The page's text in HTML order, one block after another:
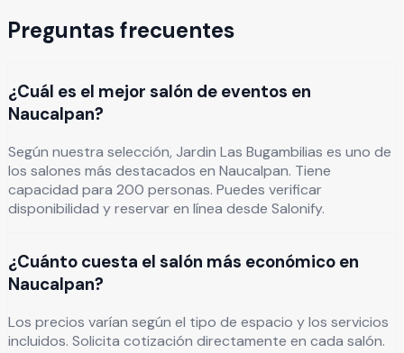
Preguntas frecuentes
¿Cuál es el mejor salón de eventos en
Naucalpan?
Según nuestra selección, Jardin Las Bugambilias es uno de
los salones más destacados en Naucalpan. Tiene
capacidad para 200 personas. Puedes verificar
disponibilidad y reservar en línea desde Salonify.
¿Cuánto cuesta el salón más económico en
Naucalpan?
Los precios varían según el tipo de espacio y los servicios
incluidos. Solicita cotización directamente en cada salón.